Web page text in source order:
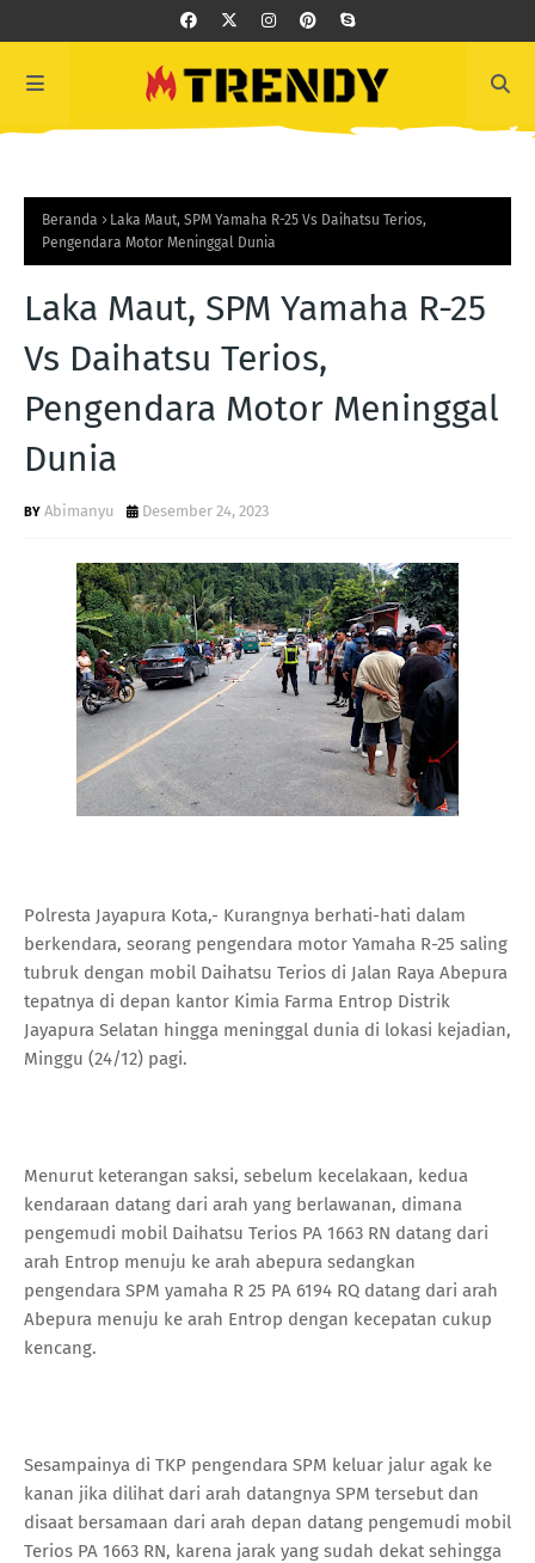
Beranda
Laka Maut, SPM Yamaha R-25 Vs Daihatsu Terios,
Pengendara Motor Meninggal Dunia
Laka Maut, SPM Yamaha R-25
Vs Daihatsu Terios,
Pengendara Motor Meninggal
Dunia
Abimanyu Desember 24, 2023
Polresta Jayapura Kota,- Kurangnya berhati-hati dalam
berkendara, seorang pengendara motor Yamaha R-25 saling
tubruk dengan mobil Daihatsu Terios di Jalan Raya Abepura
tepatnya di depan kantor Kimia Farma Entrop Distrik
Jayapura Selatan hingga meninggal dunia di lokasi kejadian,
Minggu (24/12) pagi.
Menurut keterangan saksi, sebelum kecelakaan, kedua
kendaraan datang dari arah yang berlawanan, dimana
pengemudi mobil Daihatsu Terios PA 1663 RN datang dari
arah Entrop menuju ke arah abepura sedangkan
pengendara SPM yamaha R 25 PA 6194 RQ datang dari arah
Abepura menuju ke arah Entrop dengan kecepatan cukup
kencang.
Sesampainya di TKP pengendara SPM keluar jalur agak ke
kanan jika dilihat dari arah datangnya SPM tersebut dan
disaat bersamaan dari arah depan datang pengemudi mobil
Terios PA 1663 RN, karena jarak yang sudah dekat sehingga